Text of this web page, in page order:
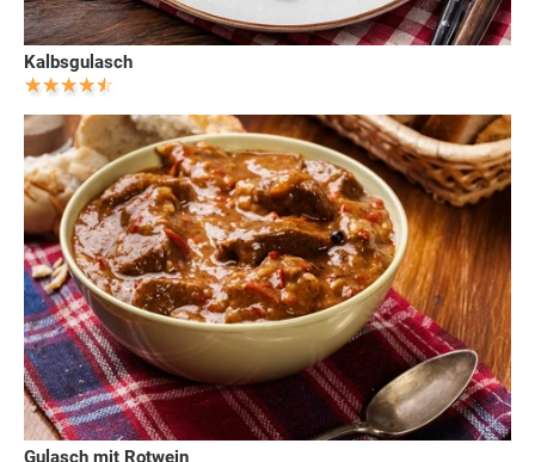
Kalbsgulasch
Gulasch mit Rotwein